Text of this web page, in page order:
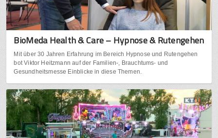
BioMeda Health & Care – Hypnose & Rutengehen
Mit über 30 Jahren Erfahrung im Bereich Hypnose und Rutengehen
bot Viktor Heitzmann auf der Familien-, Brauchtums- und
Gesundheitsmesse Einblicke in diese Themen.